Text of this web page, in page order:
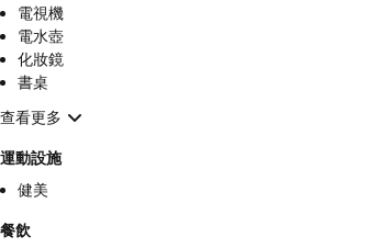
電視機
電水壺
化妝鏡
書桌
查看更多
運動設施
健美
餐飲